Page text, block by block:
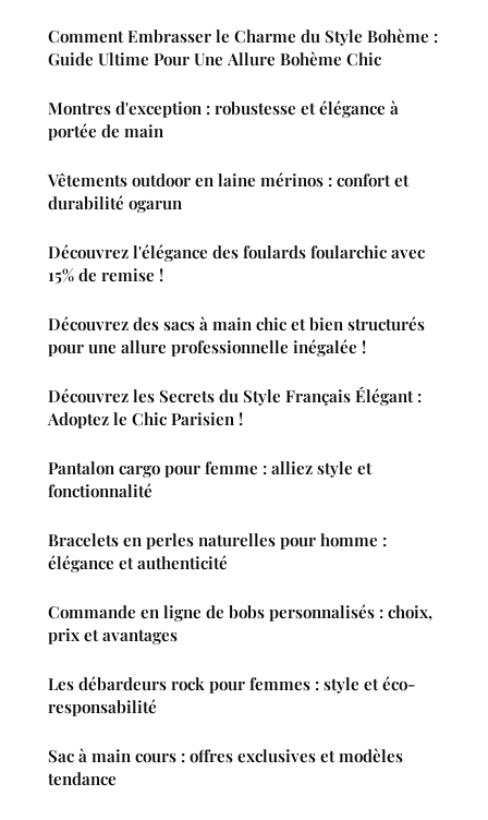
Comment Embrasser le Charme du Style Bohème :
Guide Ultime Pour Une Allure Bohème Chic
Montres d'exception : robustesse et élégance à
portée de main
Vêtements outdoor en laine mérinos : confort et
durabilité ogarun
Découvrez l'élégance des foulards foularchic avec
15% de remise !
Découvrez des sacs à main chic et bien structurés
pour une allure professionnelle inégalée !
Découvrez les Secrets du Style Français Élégant :
Adoptez le Chic Parisien !
Pantalon cargo pour femme : alliez style et
fonctionnalité
Bracelets en perles naturelles pour homme :
élégance et authenticité
Commande en ligne de bobs personnalisés : choix,
prix et avantages
Les débardeurs rock pour femmes : style et éco-
responsabilité
Sac à main cours : offres exclusives et modèles
tendance